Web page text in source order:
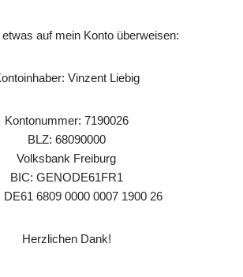
auf mein Konto überweisen:
Vinzent Liebig
Kontonummer: 7190026
BLZ: 68090000
Volksbank Freiburg
BIC: GENODE61FR1
DE61 6809 0000 0007 1900 26
Herzlichen Dank!